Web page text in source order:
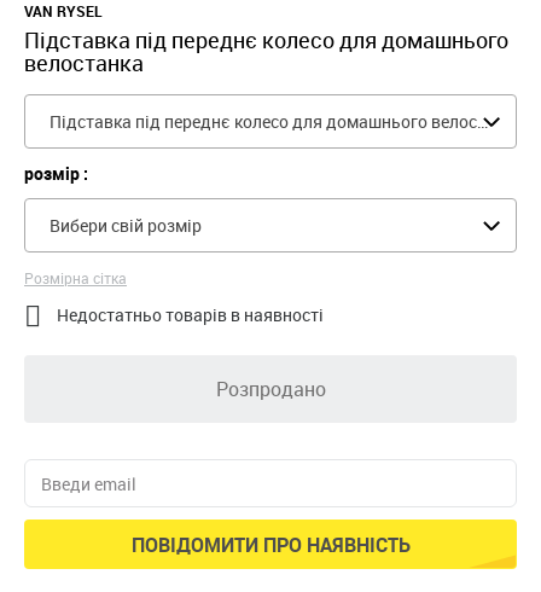
VAN RYSEL
Підставка під переднє колесо для домашнього
велостанка
Підставка під переднє колесо для домашнього велостанка
розмір :
Вибери свій розмір
Розмірна сітка
 Недостатньо товарів в наявності
Розпродано
ПОВІДОМИТИ ПРО НАЯВНІСТЬ